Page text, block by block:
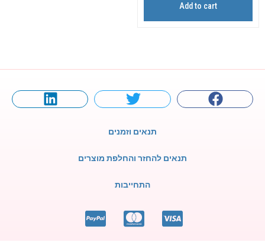
Add to cart
תנאים וזמנים
תנאים להחזר והחלפת מוצרים
התחייבות